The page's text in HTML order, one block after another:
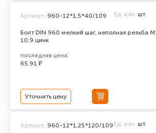
Болт DIN 960 мелкий шаг, неполная резьба
10.9 цинк
Артикул: 960-12*1,5*40/109 Ед. изм. шт.
последняя цена:
65.91 ₽
Уточнить цену
Артикул: 960-12*1,25*120/109 Ед. изм. шт.